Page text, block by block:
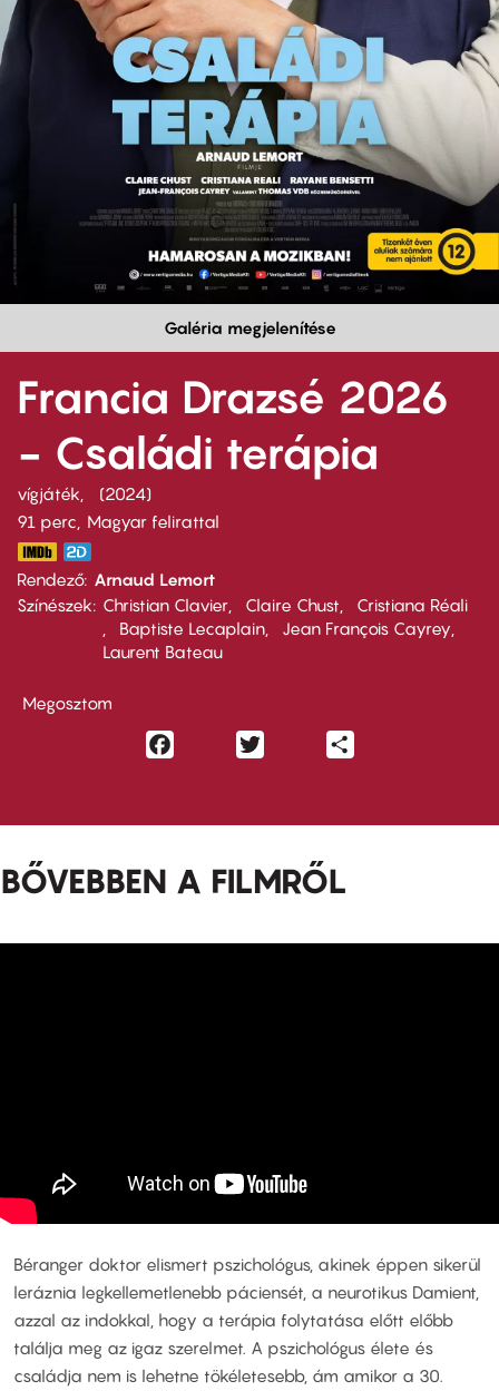
Galéria megjelenítése
Francia Drazsé 2026
- Családi terápia
vígjáték
2024
91 perc,
Magyar felirattal
Rendező
Arnaud Lemort
Színészek
Christian Clavier Claire Chust
Cristiana Réali
Baptiste Lecaplain
Jean François Cayrey
Laurent Bateau
Megosztom
Facebook
BŐVEBBEN A FILMRŐL
Béranger doktor elismert pszichológus, akinek éppen sikerül
leráznia legkellemetlenebb páciensét, a neurotikus Damient,
azzal az indokkal, hogy a terápia folytatása előtt előbb
találja meg az igaz szerelmet. A pszichológus élete és
családja nem is lehetne tökéletesebb, ám amikor a 30.